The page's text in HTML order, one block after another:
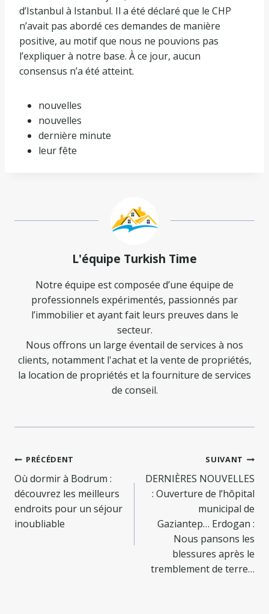
d’Istanbul à Istanbul. Il a été déclaré que le CHP
n’avait pas abordé ces demandes de manière
positive, au motif que nous ne pouvions pas
l’expliquer à notre base. À ce jour, aucun
consensus n’a été atteint.
nouvelles
nouvelles
dernière minute
leur fête
L'équipe Turkish Time
Notre équipe est composée d’une équipe de
professionnels expérimentés, passionnés par
l’immobilier et ayant fait leurs preuves dans le
secteur.
Nous offrons un large éventail de services à nos
clients, notamment l'achat et la vente de propriétés,
la location de propriétés et la fourniture de services
de conseil.
Navigation
de
l’article
PRÉCÉDENT
Où dormir à Bodrum :
découvrez les meilleurs
endroits pour un séjour
inoubliable
SUIVANT
DERNIÈRES NOUVELLES
: Ouverture de l’hôpital
municipal de
Gaziantep… Erdogan :
Nous pansons les
blessures après le
tremblement de terre…